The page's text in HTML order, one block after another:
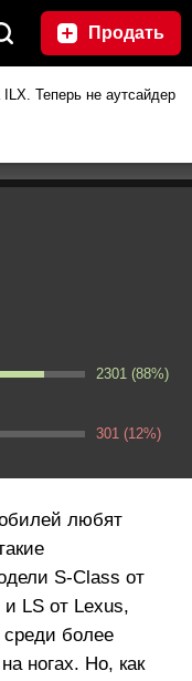
Продать
Теперь не аутсайдер
ILX.
2301 (88%)
301 (12%)
любят
S-Class от
LS от Lexus,
более
ногах. Но, как